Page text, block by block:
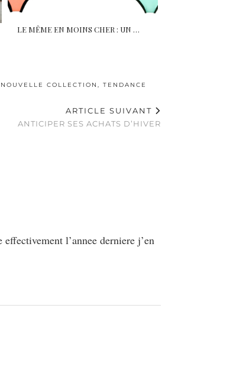
LE MÊME EN MOINS CHER : UN …
NOUVELLE COLLECTION , TENDANCE
ARTICLE SUIVANT
ANTICIPER SES ACHATS D’HIVER
l’annee derniere j’en